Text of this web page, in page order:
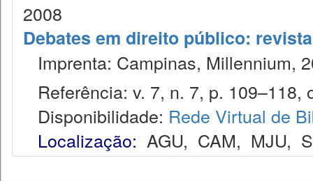
2008
Debates em direito público:
Imprenta: Campinas, Millennium,
Referência: v. 7, n. 7, p. 109–118,
Disponibilidade: Rede Virtual de
Localização: AGU, CAM, MJU,